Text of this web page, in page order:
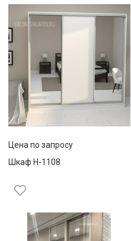
Цена по запросу
Шкаф Н-1108